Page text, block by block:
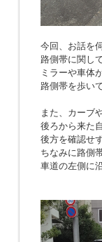
今回、お話を
路側帯に関し
ミラーや車体
路側帯を歩い
また、カーブ
後ろから来た
後方を確認せ
ちなみに路側
車道の左側に